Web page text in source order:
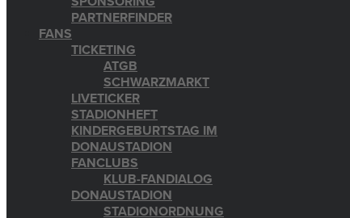
PARTNERFINDER
FANS
TICKETING
ATGB
SCHWARZMARKT
LIVETICKER
STADIONHEFT
KINDERGEBURTSTAG IM
DONAUSTADION
FANCLUBS
KLUB-FANDIALOG
DONAUSTADION
STADIONORDNUNG